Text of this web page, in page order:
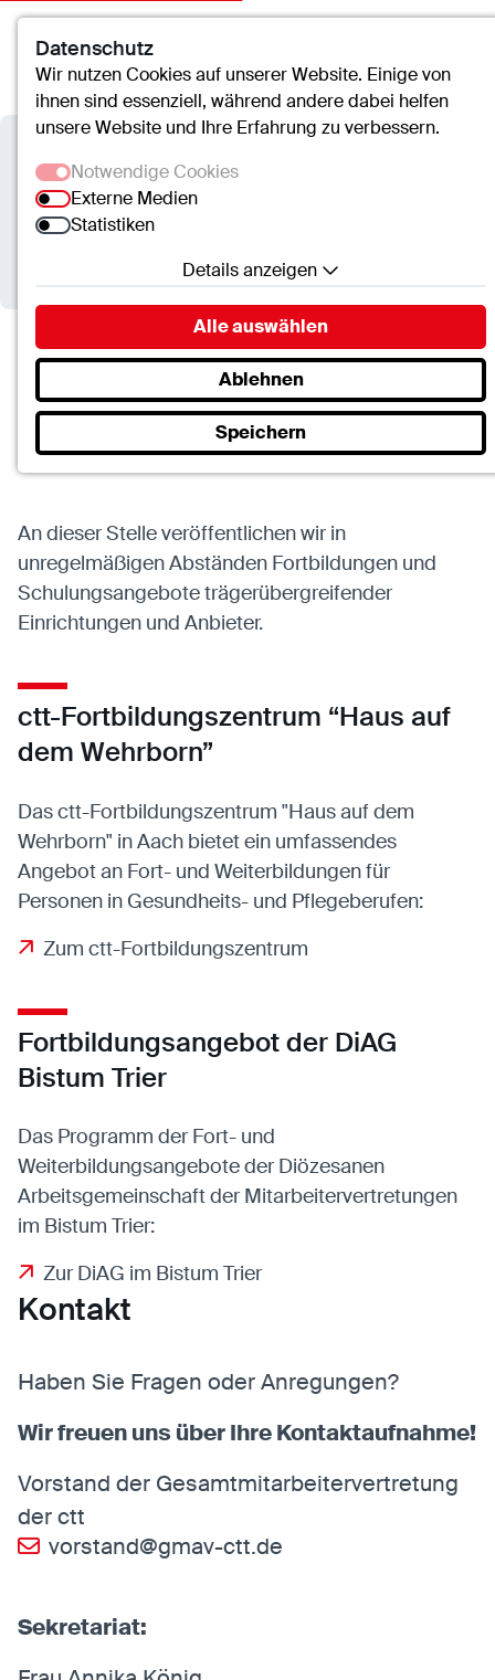
Kontakt Suche Menü
Fort- und Weiterbildungen
Gesamtmitarbeitervertretung der ctt
Gesamtmitarbeitervertretung
Fort- & Weiterbildungen
An dieser Stelle veröffentlichen wir in
unregelmäßigen Abständen Fortbildungen und
Schulungsangebote trägerübergreifender
Einrichtungen und Anbieter.
ctt-Fortbildungszentrum “Haus auf
dem Wehrborn”
Das ctt-Fortbildungszentrum "Haus auf dem
Wehrborn" in Aach bietet ein umfassendes
Angebot an Fort- und Weiterbildungen für
Personen in Gesundheits- und Pflegeberufen:
Zum ctt-Fortbildungszentrum
Fortbildungsangebot der DiAG
Bistum Trier
Das Programm der Fort- und
Weiterbildungsangebote der Diözesanen
Arbeitsgemeinschaft der Mitarbeitervertretungen
im Bistum Trier:
Zur DiAG im Bistum Trier
Kontakt
Haben Sie Fragen oder Anregungen?
Wir freuen uns über Ihre Kontaktaufnahme!
Vorstand der Gesamtmitarbeitervertretung
der ctt
vorstand@gmav-ctt.de
Sekretariat:
Datenschutz
Wir nutzen Cookies auf unserer Website. Einige von
ihnen sind essenziell, während andere dabei helfen
unsere Website und Ihre Erfahrung zu verbessern.
Notwendige Cookies
Externe Medien
Statistiken
Details anzeigen
Notwendige Cookies
Essenzielle Cookies ermöglichen grundlegende
Funktionen und sind für die einwandfreie Funktion
der Website erforderlich.
SC.Cookie
Name:mscookie
Zweck: Speichert die vom Benutzer ausgewählten
Cookieeinstellungen.
Cookie Laufzeit:
Mit Ihrer Zustimmung erlauben Sie das Laden von
externen Medien.
Vimeo
Zweck:Verwendung um Vimeo-Videoinhalte zu
entsperren.
Youtube
Zweck:Verwendung um Youtube-Videoinhalte zu
Statistiken-Cookies erfassen Informationen
verstehen, wie unsere Besucher unsere Website
nutzen.
Matomo
Alle auswählen
Ablehnen
Speichern